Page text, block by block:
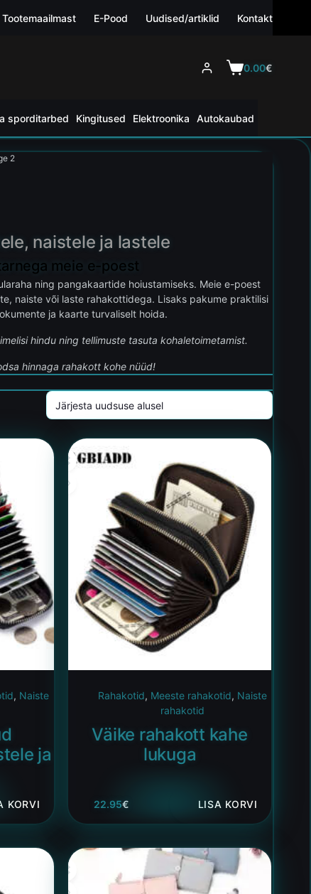
Tootemaailmast E-Pood Uudised/artiklid Kontakt
0.00€
sporditarbed Kingitused Elektroonika Autokaubad
2
naistele ja lastele
meie e-poest
ning pangakaartide hoiustamiseks. Meie e-poest
naiste või laste rahakottidega. Lisaks pakume praktilisi
ja kaarte turvaliselt hoida.
hindu ning tellimuste tasuta kohaletoimetamist.
hinnaga rahakott kohe nüüd!
, Naiste
ja
KORVI
Rahakotid, Meeste rahakotid, Naiste
rahakotid
Väike rahakott kahe
lukuga
22.95€ LISA KORVI